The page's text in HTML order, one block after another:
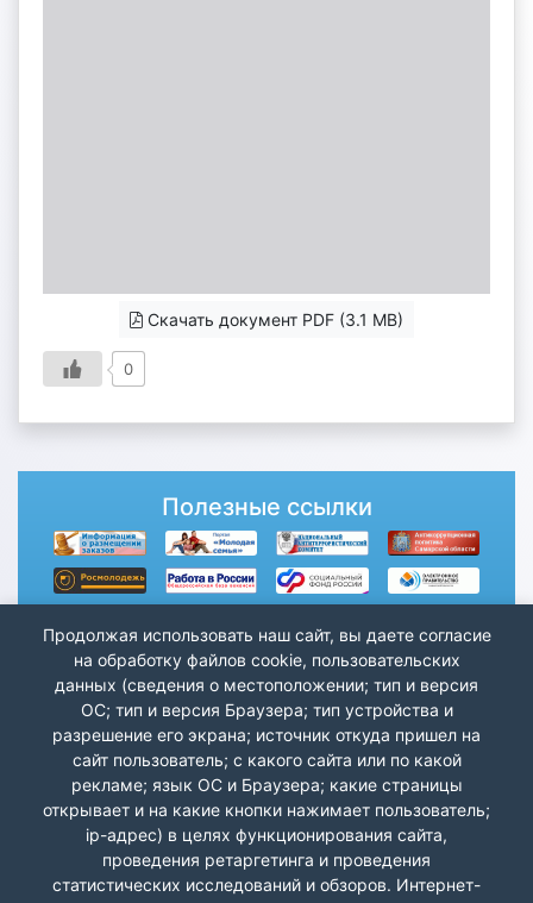
Скачать документ PDF (3.1 MB)
0
Полезные ссылки
Продолжая использовать наш сайт, вы даете согласие
на обработку файлов cookie, пользовательских
данных (сведения о местоположении; тип и версия
ОС; тип и версия Браузера; тип устройства и
разрешение его экрана; источник откуда пришел на
сайт пользователь; с какого сайта или по какой
рекламе; язык ОС и Браузера; какие страницы
открывает и на какие кнопки нажимает пользователь;
ip-адрес) в целях функционирования сайта,
проведения ретаргетинга и проведения
статистических исследований и обзоров. Интернет-